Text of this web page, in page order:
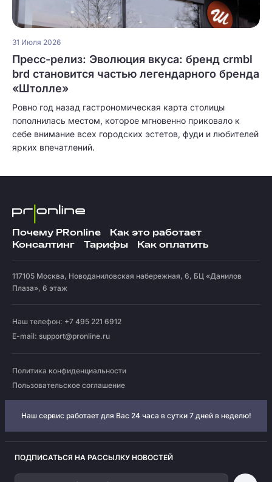
31 Июля 2026
Пресс-релиз: Эволюция вкуса: бренд crmbl
brd становится частью легендарного бренда
«Штолле»
Ровно год назад гастрономическая карта столицы
пополнилась местом, которое мгновенно приковало к
себе внимание всех городских эстетов, фуди и любителей
ярких впечатлений.
Почему PRonline
Как это работает
Консалтинг
Тарифы Как оплатить
117105 Москва, Новоданиловская набережная, 6, БЦ «Данилов
Плаза», 6 этаж
Наш телефон: +7 495 221 6912
E-mail: support@pronline.ru
Политика конфиденциальности
Пользовательское соглашение
Наш сервис работает для Вас 24 часа в сутки 7 дней в неделю!
ПОДПИСАТЬСЯ НА РАССЫЛКУ НОВОСТЕЙ